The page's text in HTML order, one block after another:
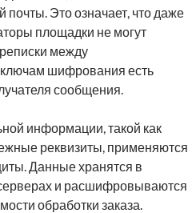
почты. Это означает, что даже
площадки не могут
между
ключам шифрования есть
сообщения.
информации, такой как
реквизиты, применяются
Данные хранятся в
и расшифровываются
обработки заказа.